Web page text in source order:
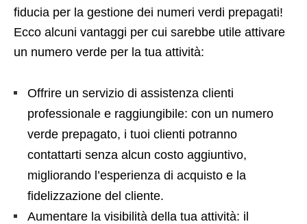
fiducia per la gestione dei numeri verdi prepagati!
Ecco alcuni vantaggi per cui sarebbe utile attivare
un numero verde per la tua attività:
Offrire un servizio di assistenza clienti
professionale e raggiungibile: con un numero
verde prepagato, i tuoi clienti potranno
contattarti senza alcun costo aggiuntivo,
migliorando l’esperienza di acquisto e la
fidelizzazione del cliente.
Aumentare la visibilità della tua attività: il